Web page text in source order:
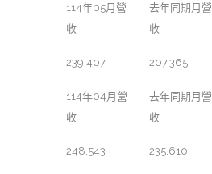
114年05月營
收
去年同期月營
收
239,407 207,365
114年04月營
收
去年同期月營
收
248,543 235,610